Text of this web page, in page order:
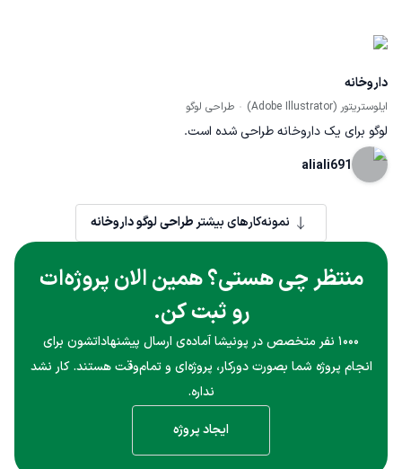
داروخانه
ایلوستریتور (Adobe Illustrator) طراحی لوگو
لوگو برای یک داروخانه طراحی شده است.
aliali691
نمونه‌کارهای بیشتر طراحی لوگو داروخانه
منتظر چی هستی؟ همین الان پروژه‌ات
رو ثبت کن.
۱۰۰۰ نفر متخصص در پونیشا آماده‌ی ارسال پیشنهاداتشون برای
انجام پروژه شما بصورت دورکار، پروژه‌ای و تمام‌وقت هستند. کار نشد
نداره.
ایجاد پروژه